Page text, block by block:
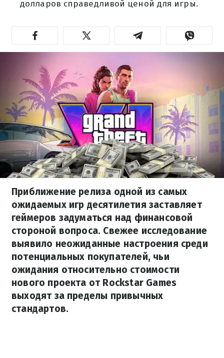
долларов справедливой ценой для игры.
Приближение релиза одной из самых
ожидаемых игр десятилетия заставляет
геймеров задуматься над финансовой
стороной вопроса. Свежее исследование
выявило неожиданные настроения среди
потенциальных покупателей, чьи
ожидания относительно стоимости
нового проекта от Rockstar Games
выходят за пределы привычных
стандартов.